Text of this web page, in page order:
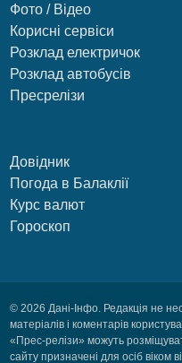
Фото / Відео
Корисні сервіси
Розклад електричок
Розклад автобусів
Пресрелізи
Довідник
Погода в Балаклії
Курс валют
Гороскоп
© 2026 Дані-Інфо. Редакція не
матеріалів і коментарів
«Прес-релізи» можуть
сайту призначені для осіб віком